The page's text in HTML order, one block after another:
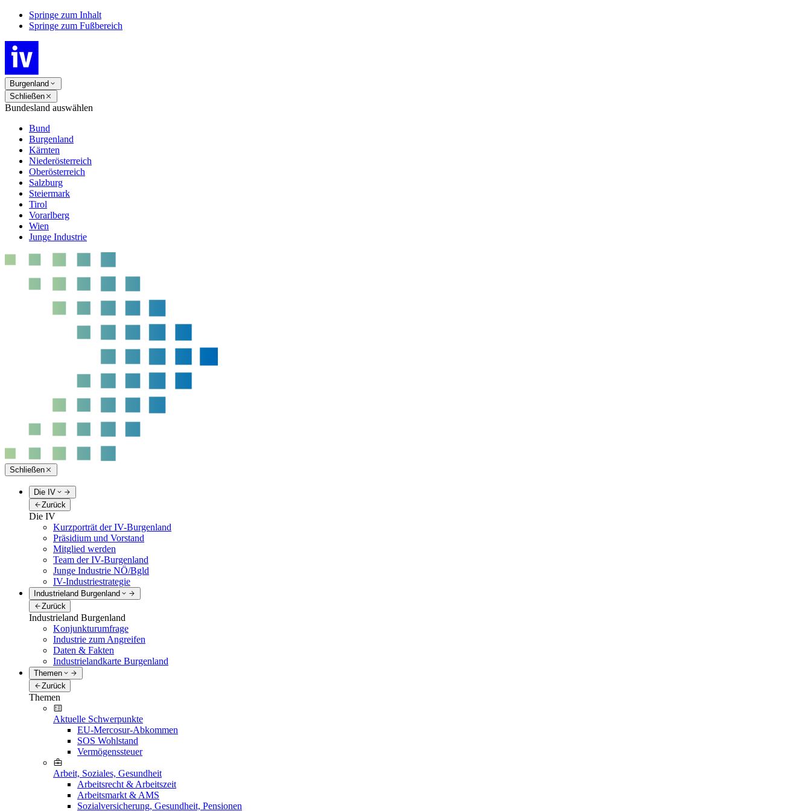
Springe zum Inhalt
Springe zum Fußbereich
Burgenland
Schließen
Bundesland auswählen
Bund
Burgenland
Kärnten
Niederösterreich
Oberösterreich
Salzburg
Steiermark
Tirol
Vorarlberg
Wien
Junge Industrie
Schließen
Die IV
Zurück
Die IV
Kurzporträt der IV-Burgenland
Präsidium und Vorstand
Mitglied werden
Team der IV-Burgenland
Junge Industrie NÖ/Bgld
IV-Industriestrategie
Industrieland Burgenland
Zurück
Industrieland Burgenland
Konjunkturumfrage
Industrie zum Angreifen
Daten & Fakten
Industrielandkarte Burgenland
Themen
Zurück
Themen
Aktuelle Schwerpunkte
EU-Mercosur-Abkommen
SOS Wohlstand
Vermögenssteuer
Arbeit, Soziales, Gesundheit
Arbeitsrecht & Arbeitszeit
Arbeitsmarkt & AMS
Sozialversicherung, Gesundheit, Pensionen